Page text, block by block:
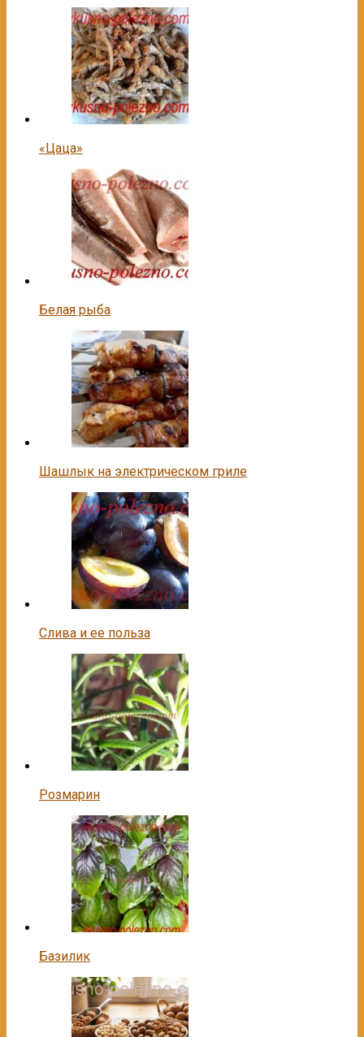
«Цаца»
Белая рыба
Шашлык на электрическом гриле
Слива и ее польза
Розмарин
Базилик